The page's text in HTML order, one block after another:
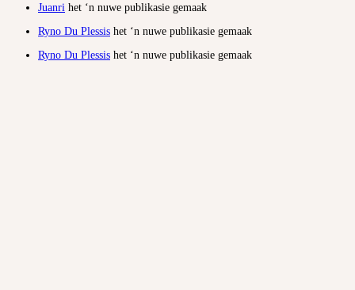
Juanri het ‘n nuwe publikasie gemaak
Ryno Du Plessis het ‘n nuwe publikasie gemaak
Ryno Du Plessis het ‘n nuwe publikasie gemaak